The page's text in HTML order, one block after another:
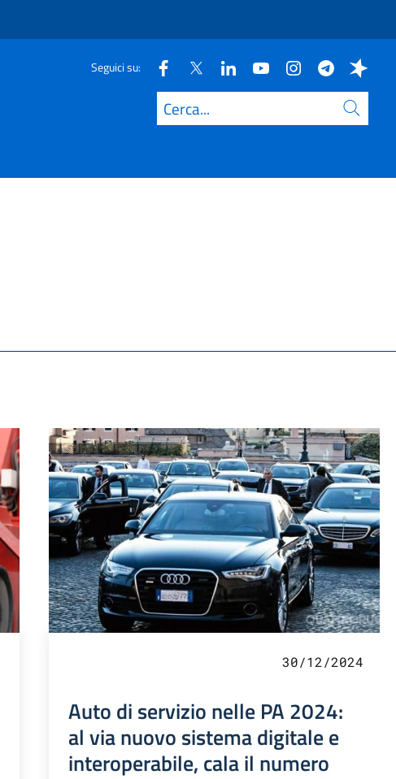
Seguici su:
Cerca
30/12/2024
Auto di servizio nelle PA 2024:
al via nuovo sistema digitale e
interoperabile, cala il numero